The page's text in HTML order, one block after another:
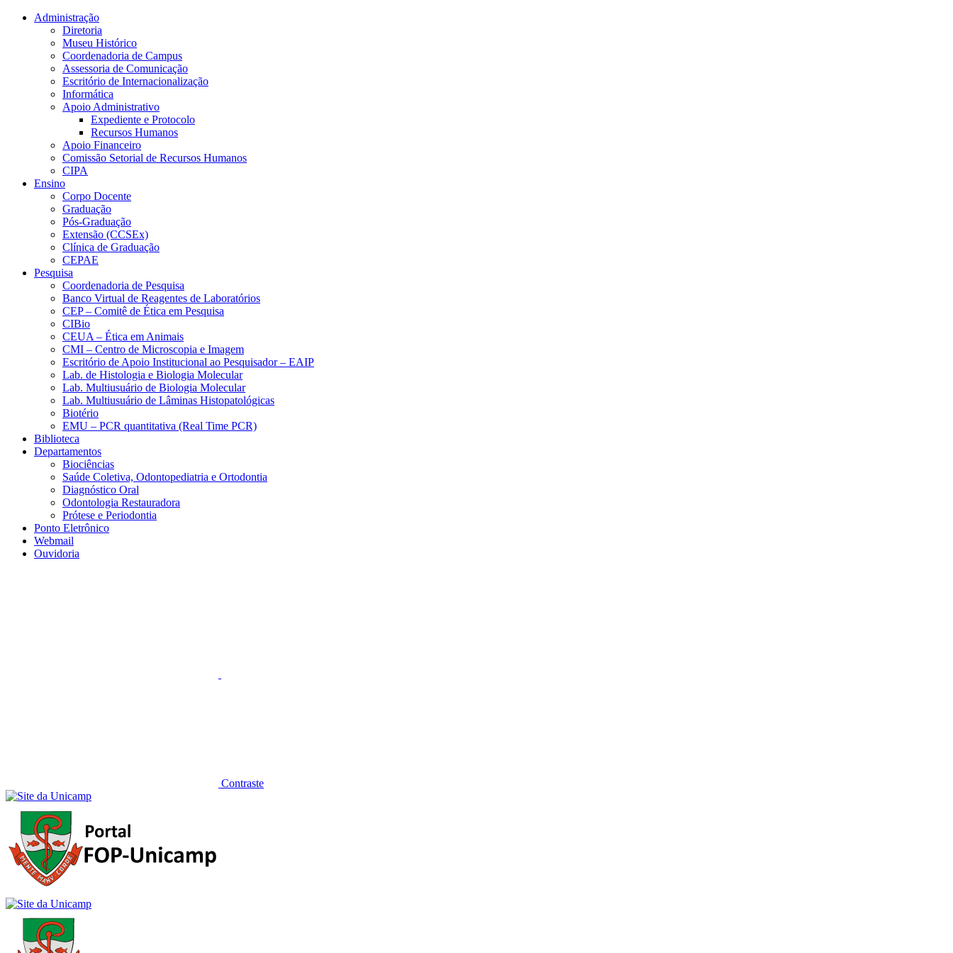
Conteúdo principal Menu principal
Administração
Diretoria
Museu Histórico
Coordenadoria de Campus
Assessoria de Comunicação
Escritório de Internacionalização
Informática
Apoio Administrativo
Expediente e Protocolo
Recursos Humanos
Apoio Financeiro
Comissão Setorial de Recursos Humanos
CIPA
Ensino
Corpo Docente
Graduação
Pós-Graduação
Extensão (CCSEx)
Clínica de Graduação
CEPAE
Pesquisa
Coordenadoria de Pesquisa
Banco Virtual de Reagentes de Laboratórios
CEP – Comitê de Ética em Pesquisa
CIBio
CEUA – Ética em Animais
CMI – Centro de Microscopia e Imagem
Escritório de Apoio Institucional ao Pesquisador – EAIP
Lab. de Histologia e Biologia Molecular
Lab. Multiusuário de Biologia Molecular
Lab. Multiusuário de Lâminas Histopatológicas
Biotério
EMU – PCR quantitativa (Real Time PCR)
Biblioteca
Departamentos
Biociências
Saúde Coletiva, Odontopediatria e Ortodontia
Diagnóstico Oral
Odontologia Restauradora
Prótese e Periodontia
Ponto Eletrônico
Webmail
Ouvidoria
Contraste